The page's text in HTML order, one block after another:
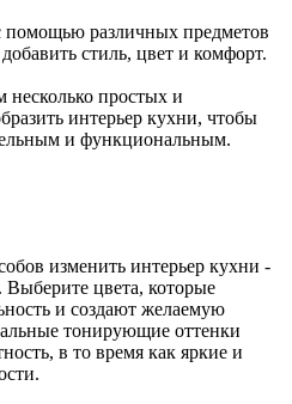
различных предметов
стиль, цвет и комфорт.
несколько простых и
интерьер кухни, чтобы
и функциональным.
изменить интерьер кухни -
Выберите цвета, которые
и создают желаемую
тонирующие оттенки
в то время как яркие и